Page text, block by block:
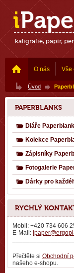
kaligrafie, papír,
O nás Vše
Úvod
PAPERBLANKS
Diáře
Kolekce
Zápisníky
Fotogalerie
Dárky pro
RYCHLÝ
Mobil: +420 734 606
E-Mail:
Přečtěte si Obchodní
našeho e-shopu.